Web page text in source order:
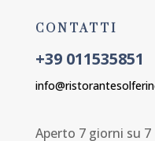
CONTATTI
+39 011535851
Aperto 7 giorni su 7